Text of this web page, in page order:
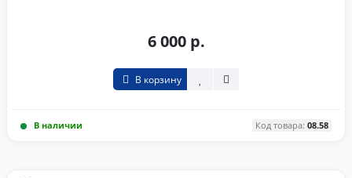
6 000 р.
В корзину
В наличии Код товара: 08.58